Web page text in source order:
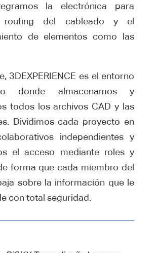
la electrónica para
del cableado y el
de elementos como las
3DEXPERIENCE es el entorno
donde almacenamos y
todos los archivos CAD y las
Dividimos cada proyecto en
independientes y
el acceso mediante roles y
forma que cada miembro del
sobre la información que le
con total seguridad.